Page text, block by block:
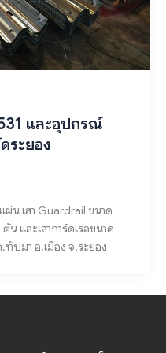
และอุปกรณ์
ระยอง
น เสา Guardrail ขนาด
และเสาการ์ดเรลขนาด
บมา อ.เมือง จ.ระยอง